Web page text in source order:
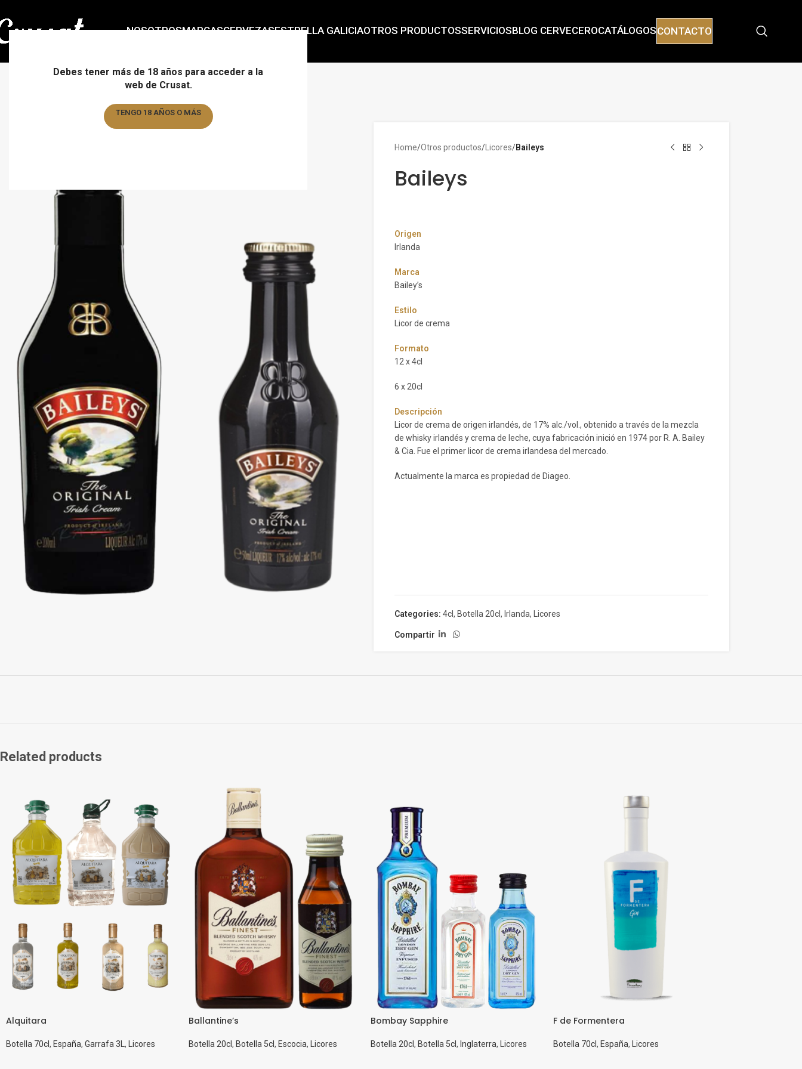
Debes tener más de 18 años para acceder a la
web de Crusat.
TENGO 18 AÑOS O MÁS
NOSOTROSMARCASCERVEZASESTRELLA GALICIAOTROS PRODUCTOSSERVICIOSBLOG CERVECEROCATÁLOGOSCONTACTO
Home/Otros productos/Licores/Baileys
Baileys
Origen
Irlanda
Marca
Bailey’s
Estilo
Licor de crema
Formato
12 x 4cl
6 x 20cl
Descripción
Licor de crema de origen irlandés, de 17% alc./vol., obtenido a través de la mezcla
de whisky irlandés y crema de leche, cuya fabricación inició en 1974 por R. A. Bailey
& Cia. Fue el primer licor de crema irlandesa del mercado.
Actualmente la marca es propiedad de Diageo.
Categories: 4cl, Botella 20cl, Irlanda, Licores
Compartir
Related products
Alquitara
Botella 70cl, España, Garrafa 3L , Licores
Ballantine’s
Botella 20cl, Botella 5cl, Escocia, Licores
Bombay Sapphire
Botella 20cl, Botella 5cl, Inglaterra, Licores
F de Formentera
Botella 70cl, España, Licores